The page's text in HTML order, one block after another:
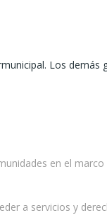
Los
en el
a servicios y